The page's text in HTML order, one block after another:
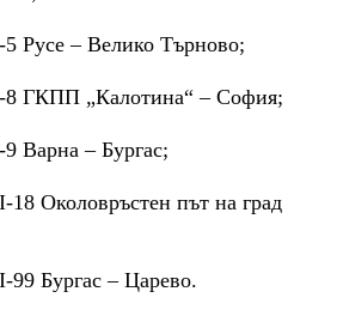
5 Русе – Велико Търново;
8 ГКПП „Калотина“ – София;
9 Варна – Бургас;
18 Околовръстен път на град
99 Бургас – Царево.